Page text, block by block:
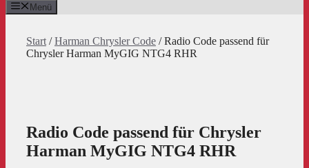
Menü
Start /Harman Chrysler Code / Radio Code passend für
Chrysler Harman MyGIG NTG4 RHR
Radio Code passend für Chrysler
Harman MyGIG NTG4 RHR